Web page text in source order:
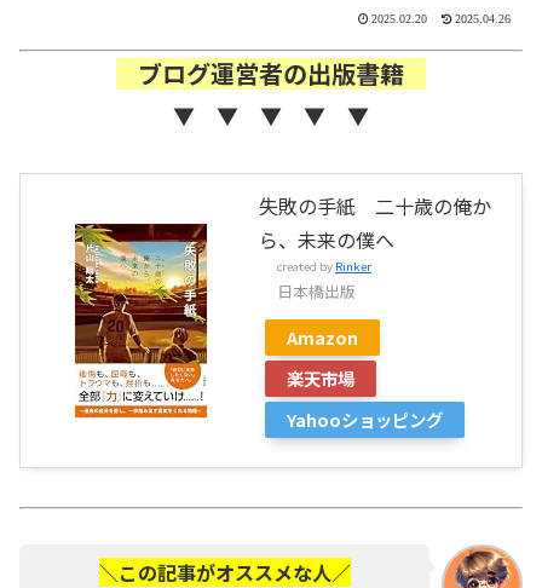
2025.02.20 2025.04.26
ブログ運営者の出版書籍
▼ ▼ ▼ ▼ ▼
失敗の手紙 二十歳の俺か
ら、未来の僕へ
created by Rinker
日本橋出版
Amazon
楽天市場
Yahooショッピング
＼この記事がオススメな人／